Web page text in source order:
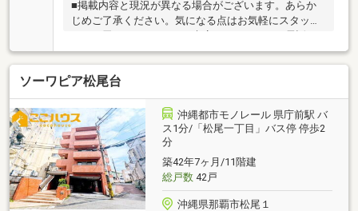
■掲載内容と現況が異なる場合がございます。あらか
じめご了承ください。気になる点はお気軽にスタッフ
までお尋ねください。■ご来店はもちろん、お電話・
メール・オンライン相談やオンライン内覧にも対応。
遠方やお忙しい方もご自宅からスムーズにご相談・ご
見学いただけます。■ハウスドゥ北谷店は、地域密着
の不動産パートナーとして、お客様に寄り添ったご提
案を心掛けています。初めてのご購入も安心。スタッ
フが不安や疑問を丁寧に対応いたします。■店舗前に
駐車場完備。キッズスペースもあり、ご家族でゆっく
りご相談いただけます。■売却も募集中。無料査定実
施中。大切な不動産を心を込めてお手伝いいたしま
す。
ソーワピア松尾台
沖縄都市モノレール 県庁前駅 バ
ス1分/「松尾一丁目」バス停 停歩2
分
築42年7ヶ月/11階建
総戸数42戸
沖縄県那覇市松尾１